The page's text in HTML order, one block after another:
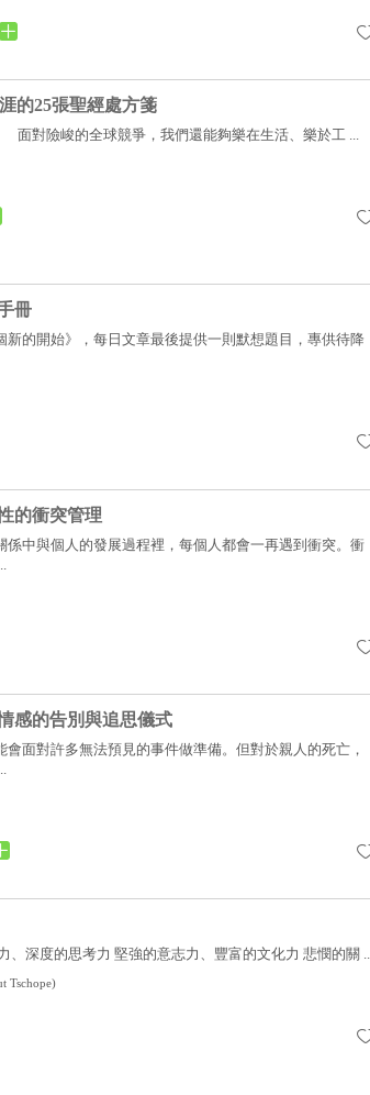
的25張聖經處方箋
面對險峻的全球競爭，我們還能夠樂在生活、樂於工 ...
冊
的開始》，每日文章最後提供一則默想題目，專供待降
的衝突管理
中與個人的發展過程裡，每個人都會一再遇到衝突。衝
感的告別與追思儀式
面對許多無法預見的事件做準備。但對於親人的死亡，
、深度的思考力 堅強的意志力、豐富的文化力 悲憫的關
Tschope)